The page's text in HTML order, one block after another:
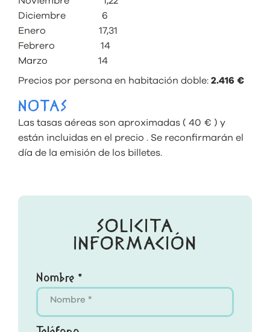
Diciembre 6
Enero 17,31
Febrero 14
Marzo 14
Precios por persona en habitación doble: 2.416 €
NOTAS
Las tasas aéreas son aproximadas ( 40 € ) y
están incluidas en el precio . Se reconfirmarán el
día de la emisión de los billetes.
SOLICITA
INFORMACIÓN
Nombre *